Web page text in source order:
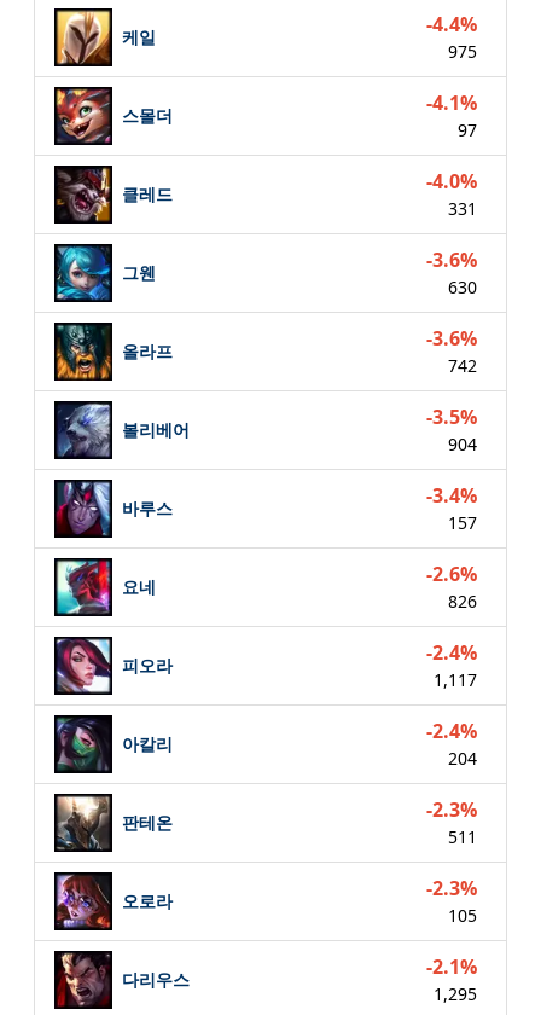
케일 -4.4%
975
스몰더 -4.1%
97
클레드 -4.0%
331
그웬 -3.6%
630
올라프 -3.6%
742
볼리베어 -3.5%
904
바루스 -3.4%
157
요네 -2.6%
826
피오라 -2.4%
1,117
아칼리 -2.4%
204
판테온 -2.3%
511
오로라 -2.3%
105
다리우스 -2.1%
1,295